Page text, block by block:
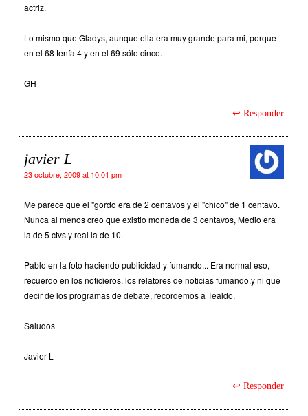
actriz.
Lo mismo que Gladys, aunque ella era muy grande para mi, porque
en el 68 tenía 4 y en el 69 sólo cinco.
GH
Responder
javier L
23 octubre, 2009 at 10:01 pm
Me parece que el "gordo era de 2 centavos y el "chico" de 1 centavo.
Nunca al menos creo que existio moneda de 3 centavos, Medio era
la de 5 ctvs y real la de 10.
Pablo en la foto haciendo publicidad y fumando... Era normal eso,
recuerdo en los noticieros, los relatores de noticias fumando,y ni que
decir de los programas de debate, recordemos a Tealdo.
Saludos
Javier L
Responder